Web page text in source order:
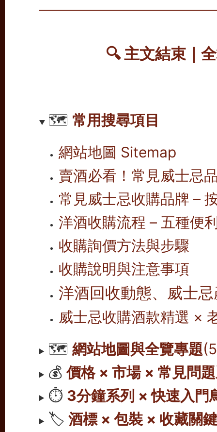
🔍 主文結束｜
🗺️ 常用搜尋項目
網站地圖 Sitemap
賣酒必看！常見威士忌
常見威士忌收購品牌 –
洋酒收購流程 – 五種便
收購詢價方法與步驟
收購說明與注意事項
洋酒回收動態、威士
威士忌收購酒款精選 ×
🗺️網站地圖與全覽專題
💰價格 × 市場 × 常見問
⏱️ 3分鐘系列 × 快速入門
🏷️酒標 × 包裝 × 收藏關